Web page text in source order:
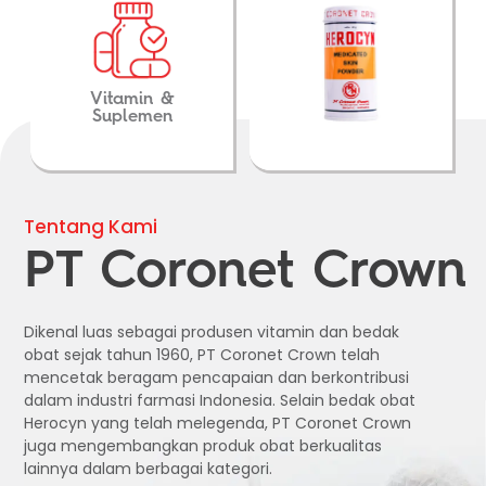
Vitamin &
Suplemen
Tentang Kami
PT Coronet Crown
Dikenal luas sebagai produsen vitamin dan bedak
obat sejak tahun 1960, PT Coronet Crown telah
mencetak beragam pencapaian dan berkontribusi
dalam industri farmasi Indonesia. Selain bedak obat
Herocyn yang telah melegenda, PT Coronet Crown
juga mengembangkan produk obat berkualitas
lainnya dalam berbagai kategori.